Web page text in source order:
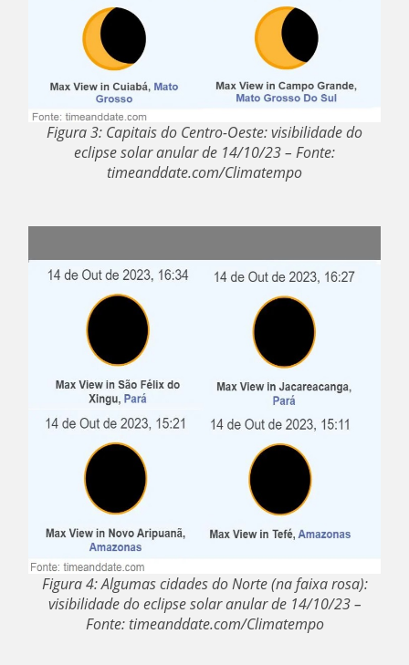
Figura 3: Capitais do Centro-Oeste: visibilidade do
eclipse solar anular de 14/10/23 – Fonte:
timeanddate.com/Climatempo
Figura 4: Algumas cidades do Norte (na faixa rosa):
visibilidade do eclipse solar anular de 14/10/23 –
Fonte: timeanddate.com/Climatempo